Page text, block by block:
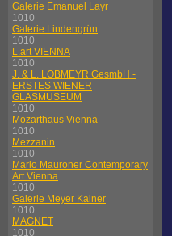
Galerie Emanuel Layr
1010
Galerie Lindengrün
1010
L.art VIENNA
1010
J. & L. LOBMEYR GesmbH -
ERSTES WIENER
GLASMUSEUM
1010
Mozarthaus Vienna
1010
Mezzanin
1010
Mario Mauroner Contemporary
Art Vienna
1010
Galerie Meyer Kainer
1010
MAGNET
1010